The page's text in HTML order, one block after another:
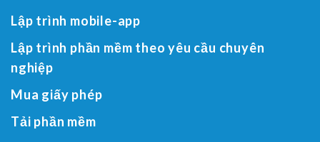
Lập trình mobile-app
Lập trình phần mềm theo yêu cầu chuyên
nghiệp
Mua giấy phép
Tải phần mềm